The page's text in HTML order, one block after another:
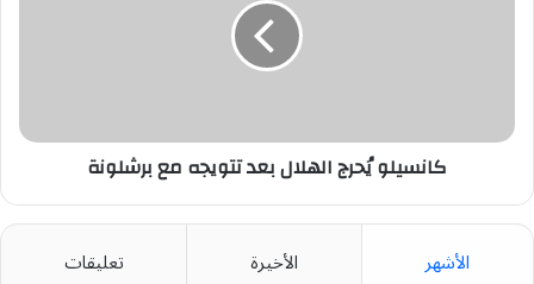
كانسيلو يُحرج الهلال بعد تتويجه مع برشلونة
الأشهر الأخيرة تعليقات